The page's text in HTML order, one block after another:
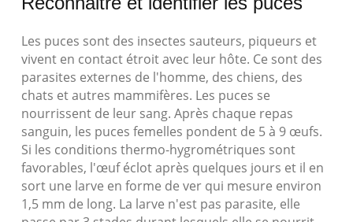
Les puces sont des insectes sauteurs, piqueurs et
vivent en contact étroit avec leur hôte. Ce sont des
parasites externes de l'homme, des chiens, des
chats et autres mammifères. Les puces se
nourrissent de leur sang. Après chaque repas
sanguin, les puces femelles pondent de 5 à 9 œufs.
Si les conditions thermo-hygrométriques sont
favorables, l'œuf éclot après quelques jours et il en
sort une larve en forme de ver qui mesure environ
1,5 mm de long. La larve n'est pas parasite, elle